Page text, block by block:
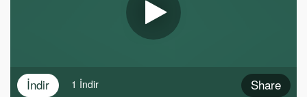
İndir Share
1 İndir